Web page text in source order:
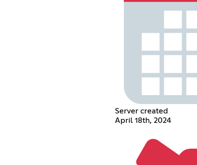
Server created
April 18th, 2024